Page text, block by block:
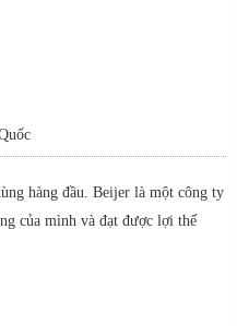
hàng đầu. Beijer là một công ty
của mình và đạt được lợi thế